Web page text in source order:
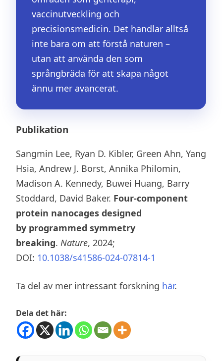
vaccinutveckling och
precisionsmedicin. Det handlar alltså
inte bara om att förstå naturen –
utan att använda den som
språngbräda för att skapa något
ännu mer avancerat.
Publikation
Sangmin Lee, Ryan D. Kibler, Green Ahn, Yang
Hsia, Andrew J. Borst, Annika Philomin,
Madison A. Kennedy, Buwei Huang, Barry
Stoddard, David Baker. Four-component
protein nanocages designed
by programmed symmetry
breaking. Nature, 2024;
DOI: 10.1038/s41586-024-07814-1
Ta del av mer intressant forskning här.
Dela det här: